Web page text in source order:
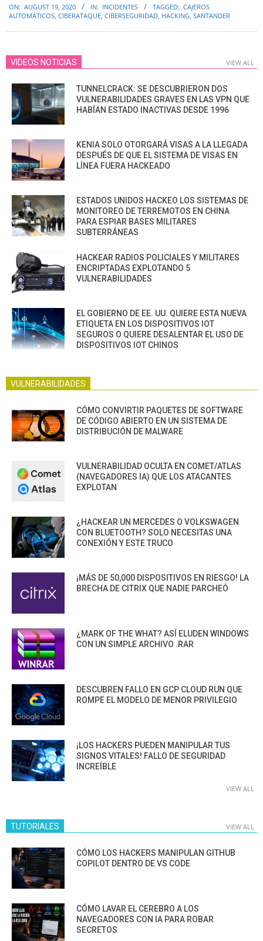
08-
ON: AUGUST 19, 2020 IN: INCIDENTES TAGGED: CAJEROS
AUTOMÁTICOS CIBERATAQUE CIBERSEGURIDAD HACKING SANTANDER
VIDEOS NOTICIAS VIEW ALL
TUNNELCRACK: SE DESCUBRIERON DOS
VULNERABILIDADES GRAVES EN LAS VPN QUE
HABÍAN ESTADO INACTIVAS DESDE 1996
KENIA SOLO OTORGARÁ VISAS A LA LLEGADA
DESPUÉS DE QUE EL SISTEMA DE VISAS EN
LÍNEA FUERA HACKEADO
ESTADOS UNIDOS HACKEO LOS SISTEMAS DE
MONITOREO DE TERREMOTOS EN CHINA
PARA ESPIAR BASES MILITARES
SUBTERRÁNEAS
HACKEAR RADIOS POLICIALES Y MILITARES
ENCRIPTADAS EXPLOTANDO 5
VULNERABILIDADES
EL GOBIERNO DE EE. UU. QUIERE ESTA NUEVA
ETIQUETA EN LOS DISPOSITIVOS IOT
SEGUROS O QUIERE DESALENTAR EL USO DE
DISPOSITIVOS IOT CHINOS
VULNERABILIDADES
CÓMO CONVIRTIR PAQUETES DE SOFTWARE
DE CÓDIGO ABIERTO EN UN SISTEMA DE
DISTRIBUCIÓN DE MALWARE
VULNERABILIDAD OCULTA EN COMET/ATLAS
(NAVEGADORES IA) QUE LOS ATACANTES
EXPLOTAN
¿HACKEAR UN MERCEDES O VOLKSWAGEN
CON BLUETOOTH? SOLO NECESITAS UNA
CONEXIÓN Y ESTE TRUCO
¡MÁS DE 50,000 DISPOSITIVOS EN RIESGO! LA
BRECHA DE CITRIX QUE NADIE PARCHEÓ
¿MARK OF THE WHAT? ASÍ ELUDEN WINDOWS
CON UN SIMPLE ARCHIVO .RAR
DESCUBREN FALLO EN GCP CLOUD RUN QUE
ROMPE EL MODELO DE MENOR PRIVILEGIO
¡LOS HACKERS PUEDEN MANIPULAR TUS
SIGNOS VITALES! FALLO DE SEGURIDAD
INCREÍBLE
VIEW ALL
TUTORIALES VIEW ALL
CÓMO LOS HACKERS MANIPULAN GITHUB
COPILOT DENTRO DE VS CODE
CÓMO LAVAR EL CEREBRO A LOS
NAVEGADORES CON IA PARA ROBAR
SECRETOS